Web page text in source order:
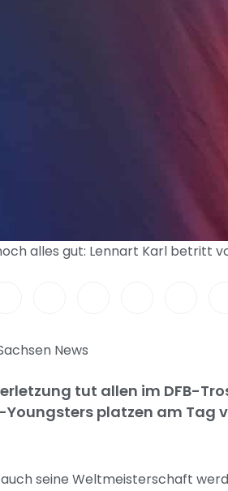
alles gut: Lennart Karl betritt
News
tut allen im DFB-
Youngsters platzen am Tag
seine Weltmeisterschaft